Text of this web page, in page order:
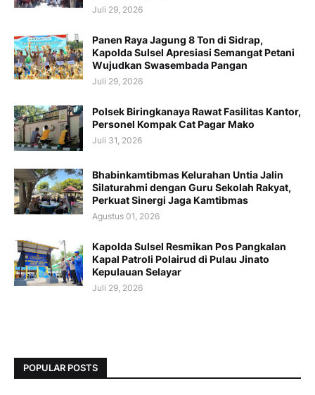
Juli 29, 2026
Panen Raya Jagung 8 Ton di Sidrap,
Kapolda Sulsel Apresiasi Semangat Petani
Wujudkan Swasembada Pangan
Juli 29, 2026
Polsek Biringkanaya Rawat Fasilitas Kantor,
Personel Kompak Cat Pagar Mako
Juli 31, 2026
Bhabinkamtibmas Kelurahan Untia Jalin
Silaturahmi dengan Guru Sekolah Rakyat,
Perkuat Sinergi Jaga Kamtibmas
Agustus 01, 2026
Kapolda Sulsel Resmikan Pos Pangkalan
Kapal Patroli Polairud di Pulau Jinato
Kepulauan Selayar
Juli 29, 2026
POPULAR POSTS